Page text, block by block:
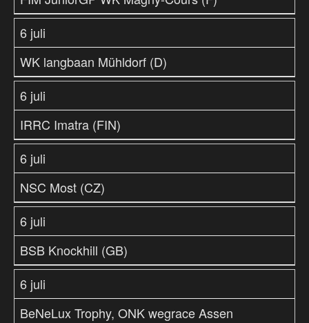
6 juli
WK langbaan Mühldorf (D)
6 juli
IRRC Imatra (FIN)
6 juli
NSC Most (CZ)
6 juli
BSB Knockhill (GB)
6 juli
BeNeLux Trophy, ONK wegrace Assen